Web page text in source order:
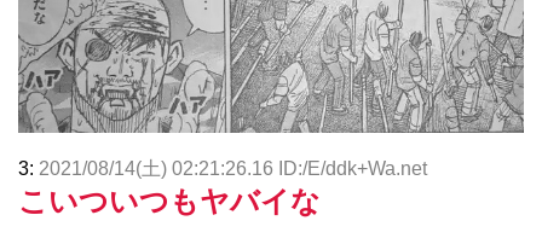
3: 2021/08/14(土) 02:21:26.16 ID:/E/ddk+Wa.net
こいついつもヤバイな